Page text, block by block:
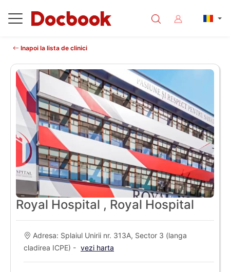
Inapoi la lista de clinici
Royal Hospital , Royal Hospital
Adresa: Splaiul Unirii nr. 313A, Sector 3 (langa
cladirea ICPE) - vezi harta